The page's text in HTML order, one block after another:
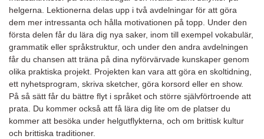
helgerna. Lektionerna delas upp i två avdelningar för att göra
dem mer intressanta och hålla motivationen på topp. Under den
första delen får du lära dig nya saker, inom till exempel vokabulär,
grammatik eller språkstruktur, och under den andra avdelningen
får du chansen att träna på dina nyförvärvade kunskaper genom
olika praktiska projekt. Projekten kan vara att göra en skoltidning,
ett nyhetsprogram, skriva sketcher, göra korsord eller en show.
På så sätt får du bättre flyt i språket och större självförtroende att
prata. Du kommer också att få lära dig lite om de platser du
kommer att besöka under helgutflykterna, och om brittisk kultur
och brittiska traditioner.